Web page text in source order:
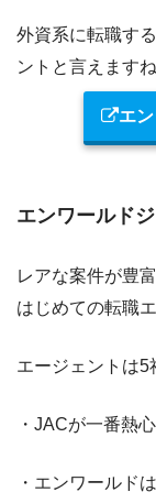
外資系に転職す
ントと言えますね
エ
エンワールド
レアな案件が豊富
はじめての転職
エージェントは5
・JACが一番熱
・ エンワールド